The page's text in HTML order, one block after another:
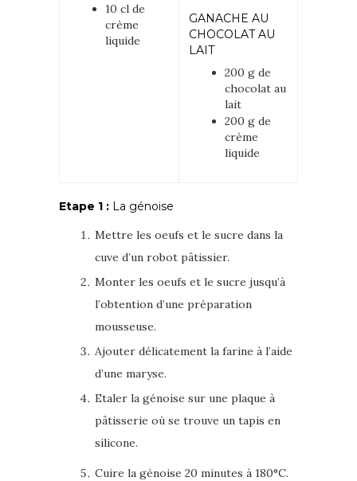
10 cl de
crème
liquide
GANACHE AU
CHOCOLAT AU
LAIT
200 g de
chocolat au
lait
200 g de
crème
liquide
Etape 1 : La génoise
Mettre les oeufs et le sucre dans la
cuve d’un robot pâtissier.
Monter les oeufs et le sucre jusqu’à
l’obtention d’une préparation
mousseuse.
Ajouter délicatement la farine à l’aide
d’une maryse.
Etaler la génoise sur une plaque à
pâtisserie où se trouve un tapis en
silicone.
Cuire la génoise 20 minutes à 180°C.